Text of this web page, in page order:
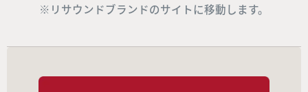
※リサウンドブランドのサイトに移動します。